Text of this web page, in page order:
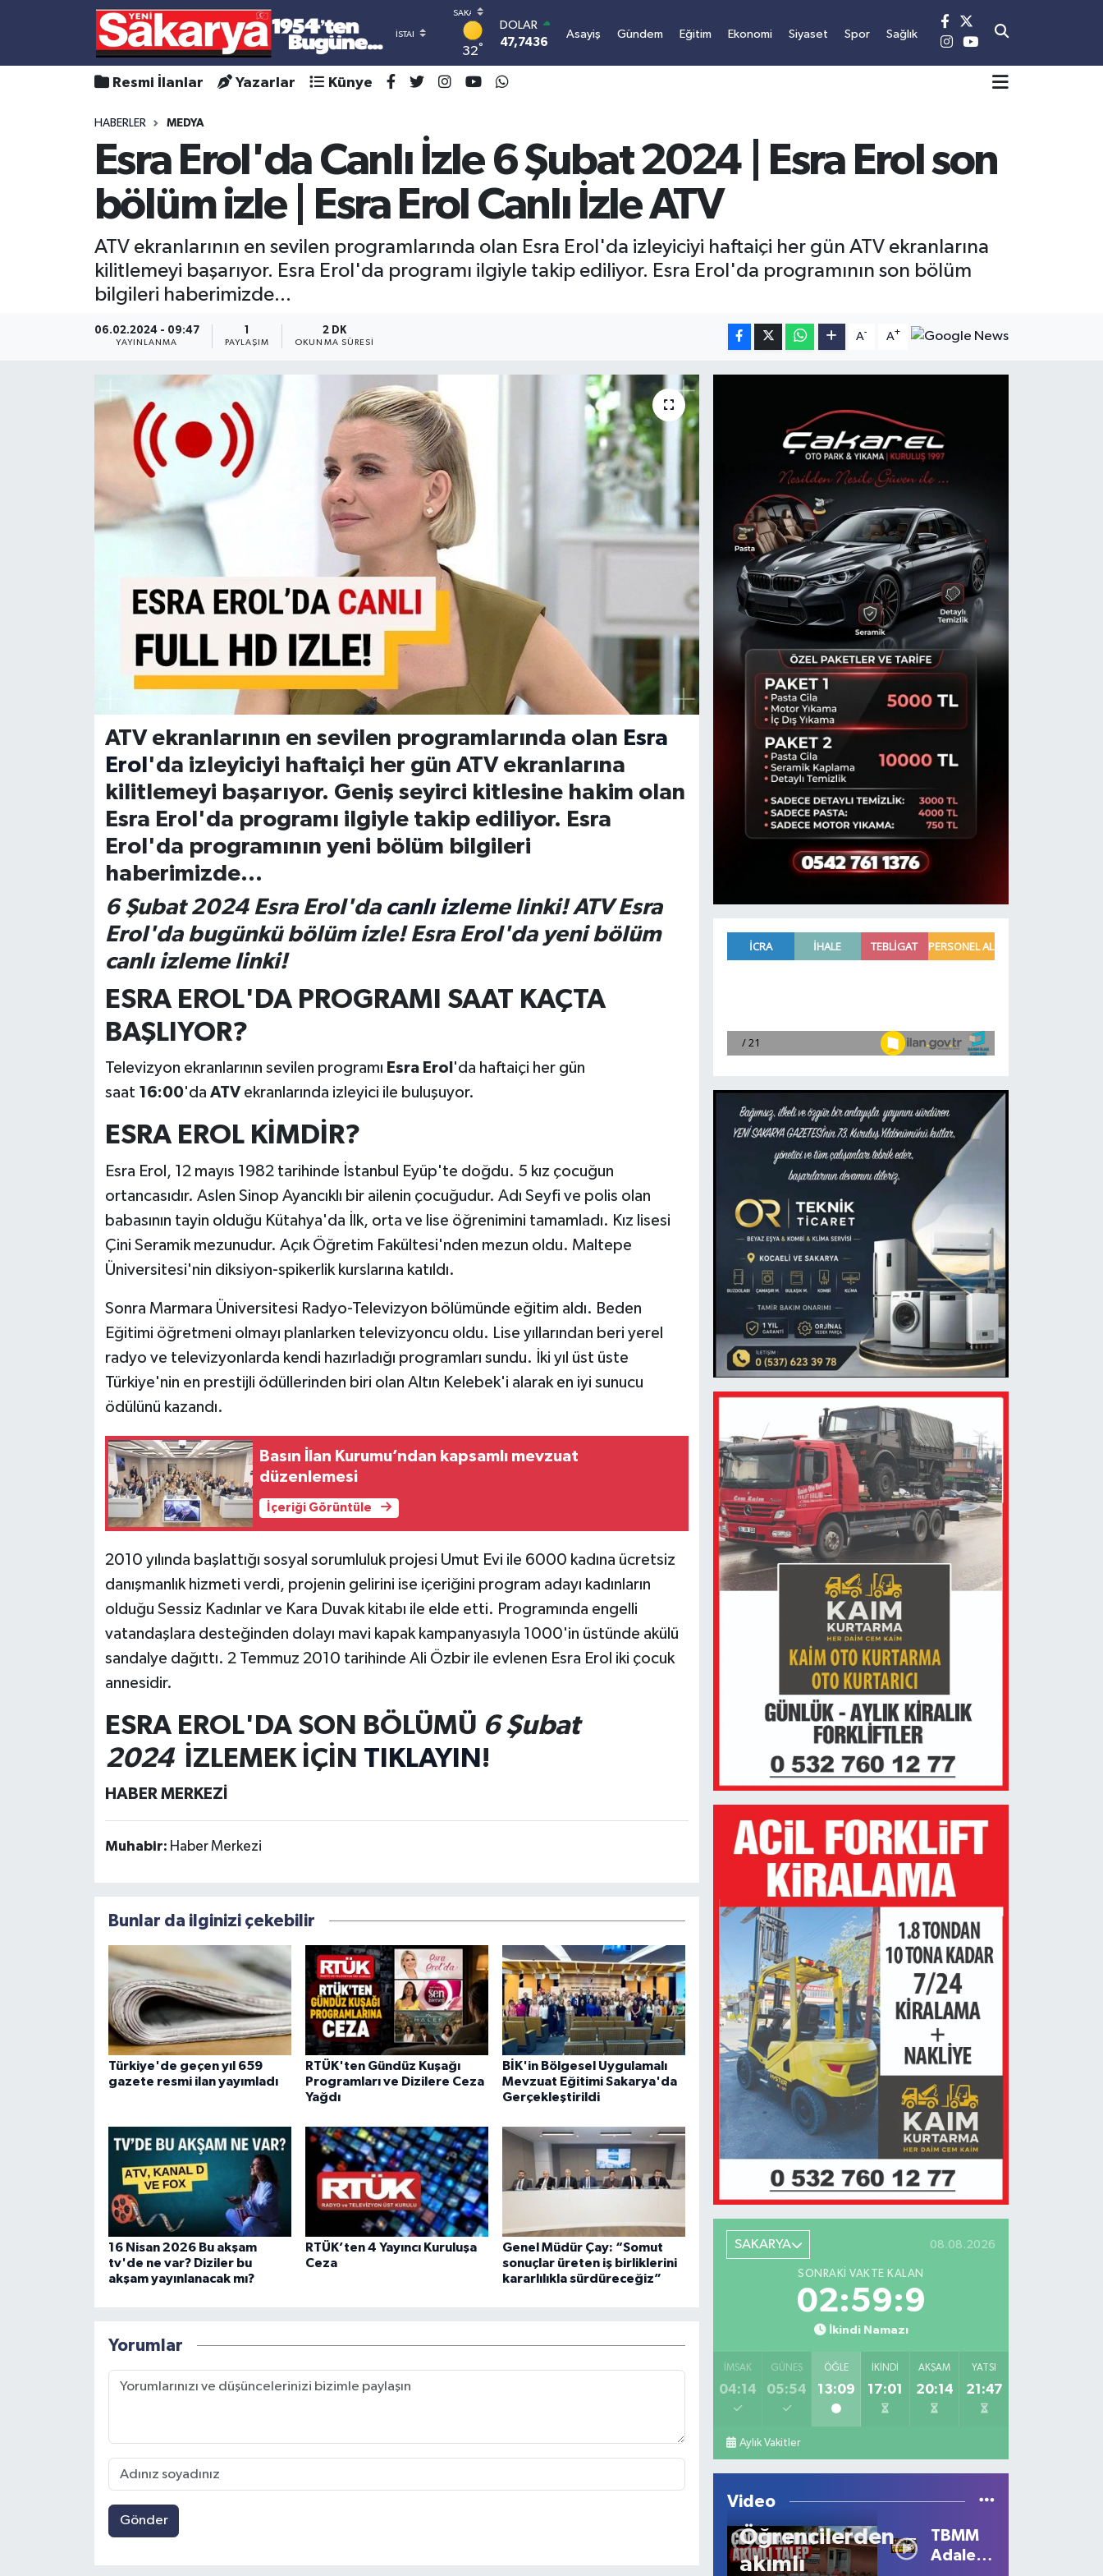
32°
DOLAR
47,7436
55,2510
6660.55
0.03
BİST100
13.779
BITCOIN
3.101.414,01
1.11
Asayiş Gündem Eğitim Ekonomi Siyaset Spor Sağlık
Resmi İlanlar Yazarlar Künye
HABERLER MEDYA
Esra Erol'da Canlı İzle 6 Şubat 2024 | Esra Erol son
bölüm izle | Esra Erol Canlı İzle ATV
ATV ekranlarının en sevilen programlarında olan Esra Erol'da izleyiciyi haftaiçi her gün ATV ekranlarına
kilitlemeyi başarıyor. Esra Erol'da programı ilgiyle takip ediliyor. Esra Erol'da programının son bölüm
bilgileri haberimizde...
06.02.2024 - 09:47
YAYINLANMA PAYLAŞIM
2 DK
OKUNMA SÜRESI
A- A+
ATV ekranlarının en sevilen programlarında olan Esra
Erol 'da izleyiciyi haftaiçi her gün ATV ekranlarına
kilitlemeyi başarıyor. Geniş seyirci kitlesine hakim olan
Esra Erol'da programı ilgiyle takip ediliyor. Esra
Erol'da programının yeni bölüm bilgileri
haberimizde...
6 Şubat 2024 Esra Erol'da canlı izleme linki! ATV Esra
Erol'da bugünkü bölüm izle! Esra Erol'da yeni bölüm
canlı izleme linki!
ESRA EROL'DA PROGRAMI SAAT KAÇTA
BAŞLIYOR?
Televizyon ekranlarının sevilen programı Esra Erol 'da haftaiçi her gün
saat 16:00'da ATVekranlarında izleyici ile buluşuyor.
ESRA EROL KİMDİR?
Esra Erol, 12 mayıs 1982 tarihinde İstanbul Eyüp'te doğdu. 5 kız çocuğun
ortancasıdır. Aslen Sinop Ayancıklı bir ailenin çocuğudur. Adı Seyfi ve polis olan
babasının tayin olduğu Kütahya'da İlk, orta ve lise öğrenimini tamamladı. Kız lisesi
Çini Seramik mezunudur. Açık Öğretim Fakültesi'nden mezun oldu. Maltepe
Üniversitesi'nin diksiyon-spikerlik kurslarına katıldı.
Sonra Marmara Üniversitesi Radyo-Televizyon bölümünde eğitim aldı. Beden
Eğitimi öğretmeni olmayı planlarken televizyoncu oldu. Lise yıllarından beri yerel
radyo ve televizyonlarda kendi hazırladığı programları sundu. İki yıl üst üste
Türkiye'nin en prestijli ödüllerinden biri olan Altın Kelebek'i alarak en iyi sunucu
ödülünü kazandı.
Basın İlan Kurumu’ndan kapsamlı mevzuat
düzenlemesi
İçeriği Görüntüle
2010 yılında başlattığı sosyal sorumluluk projesi Umut Evi ile 6000 kadına ücretsiz
danışmanlık hizmeti verdi, projenin gelirini ise içeriğini program adayı kadınların
olduğu Sessiz Kadınlar ve Kara Duvak kitabı ile elde etti. Programında engelli
vatandaşlara desteğinden dolayı mavi kapak kampanyasıyla 1000'in üstünde akülü
sandalye dağıttı. 2 Temmuz 2010 tarihinde Ali Özbir ile evlenen Esra Erol iki çocuk
annesidir.
ESRA EROL'DA SON BÖLÜMÜ 6 Şubat
2024
İZLEMEK İÇİN TIKLAYIN !
HABER MERKEZİ
Muhabir: Haber Merkezi
Bunlar da ilginizi çekebilir
Türkiye'de geçen yıl 659
gazete resmi ilan yayımladı
RTÜK'ten Gündüz Kuşağı
Programları ve Dizilere Ceza
Yağdı
BİK'in Bölgesel Uygulamalı
Mevzuat Eğitimi Sakarya'da
Gerçekleştirildi
16 Nisan 2026 Bu akşam
tv'de ne var? Diziler bu
akşam yayınlanacak mı?
RTÜK’ten 4 Yayıncı Kuruluşa
Ceza
Genel Müdür Çay: “Somut
sonuçlar üreten iş birliklerini
kararlılıkla sürdüreceğiz”
Yorumlar
Gönder
SAKARYA 08.08.2026
SONRAKI VAKTE KALAN
02:59:9
İkindi Namazı
İMSAK
04:14
GÜNEŞ
05:54
ÖĞLE
13:09
İKINDI
17:01
AKŞAM
20:14
YATSI
21:47
Aylık Vakitler
Video
Öğrencilerden
akımlı
TBMM
Adalet